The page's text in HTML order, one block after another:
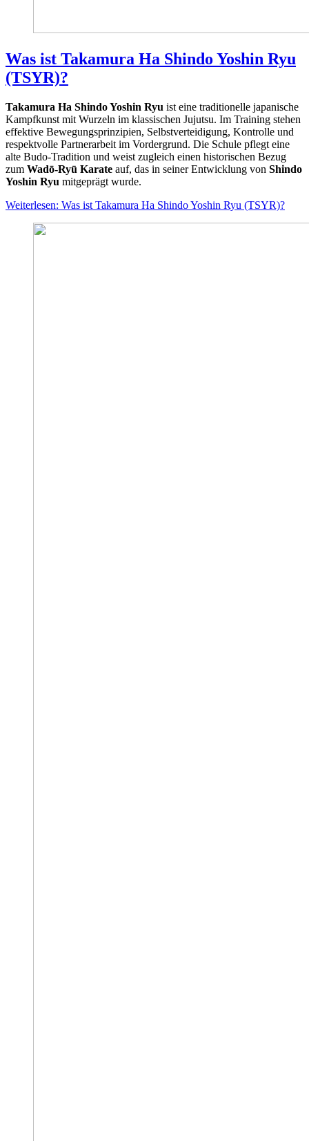
Was ist Takamura Ha Shindo Yoshin Ryu
(TSYR)?
Takamura Ha Shindo Yoshin Ryu ist eine traditionelle japanische
Kampfkunst mit Wurzeln im klassischen Jujutsu. Im Training stehen
effektive Bewegungsprinzipien, Selbstverteidigung, Kontrolle und
respektvolle Partnerarbeit im Vordergrund. Die Schule pflegt eine
alte Budo-Tradition und weist zugleich einen historischen Bezug
zum Wadō-Ryū Karate auf, das in seiner Entwicklung von Shindo
Yoshin Ryu mitgeprägt wurde.
Weiterlesen: Was ist Takamura Ha Shindo Yoshin Ryu (TSYR)?